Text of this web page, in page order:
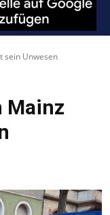
sein Unwesen
Mainz